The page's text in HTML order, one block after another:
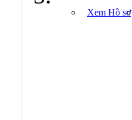
Xem Hồ sơ